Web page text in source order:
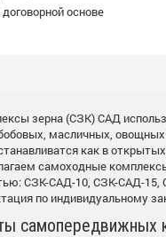
договорной основе
зерна (СЗК) САД
масличных, овощных
как в
самоходные
СЗК-САД-10, СЗК-САД-15,
по индивидуальному
самопередвижных